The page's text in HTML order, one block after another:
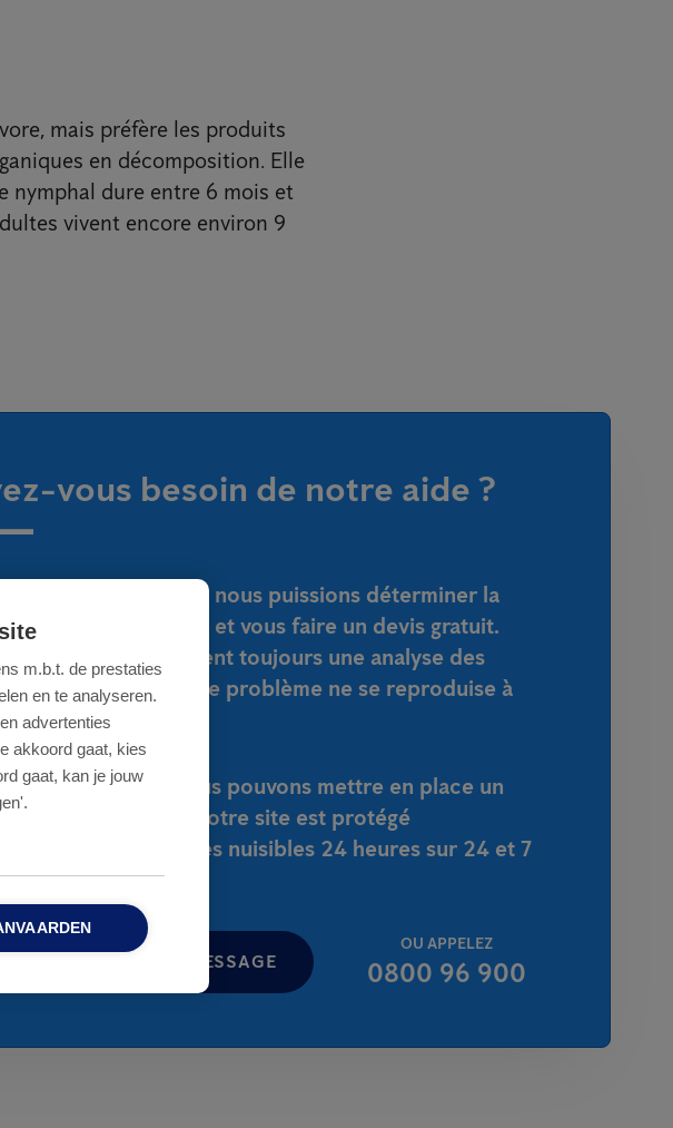
mais préfère les produits
en décomposition. Elle
nymphal dure entre 6 mois et
vivent encore environ 9
vous besoin de notre aide ?
nous afin que nous puissions déterminer la
de votre situation et vous faire un devis gratuit.
effectuons également toujours une analyse des
afin d'éviter que le problème ne se reproduise à
les entreprises, nous pouvons mettre en place un
dans lequel votre site est protégé
contre les nuisibles 24 heures sur 24 et 7
sur 7.
ENVOYEZ-NOUS UN MESSAGE
OU APPELEZ
0800 96 900
m.b.t. de prestaties
en te analyseren.
advertenties
akkoord gaat, kies
gaat, kan je jouw